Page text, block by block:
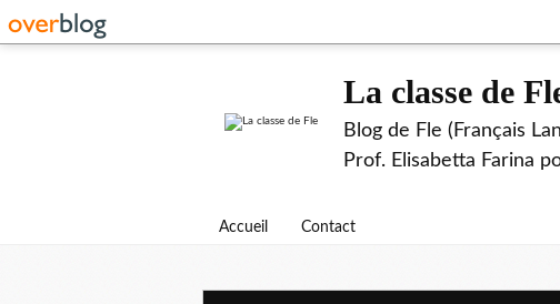
La classe de
Blog de Fle (Français
Prof. Elisabetta Farina
Accueil Contact